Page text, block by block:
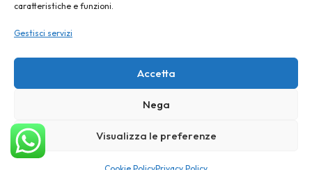
caratteristiche e funzioni.
Gestisci servizi
Accetta
Nega
Visualizza le preferenze
News e Tendenze
Destination Wedding
©2025 SposIn Campania